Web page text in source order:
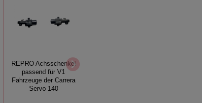
REPRO Achsschenkel
passend für V1
Fahrzeuge der Carrera
Servo 140